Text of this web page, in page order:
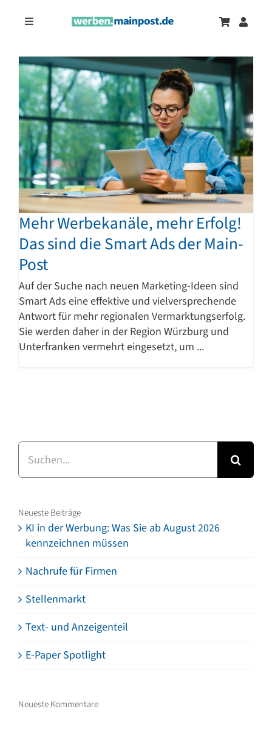
InhaltToggle
Zeitungsanzeigen
Onlinewerbung
Mehr Werbekanäle, mehr Erfolg!
Das sind die Smart Ads der Main-
Post
Auf der Suche nach neuen Marketing-Ideen sind
Smart Ads eine effektive und vielversprechende
Antwort für mehr regionalen Vermarktungserfolg.
Sie werden daher in der Region Würzburg und
Unterfranken vermehrt eingesetzt, um ...
Suche
nach:
Neueste Beiträge
KI in der Werbung: Was Sie ab August 2026
kennzeichnen müssen
Nachrufe für Firmen
Stellenmarkt
Text- und Anzeigenteil
E-Paper Spotlight
Neueste Kommentare